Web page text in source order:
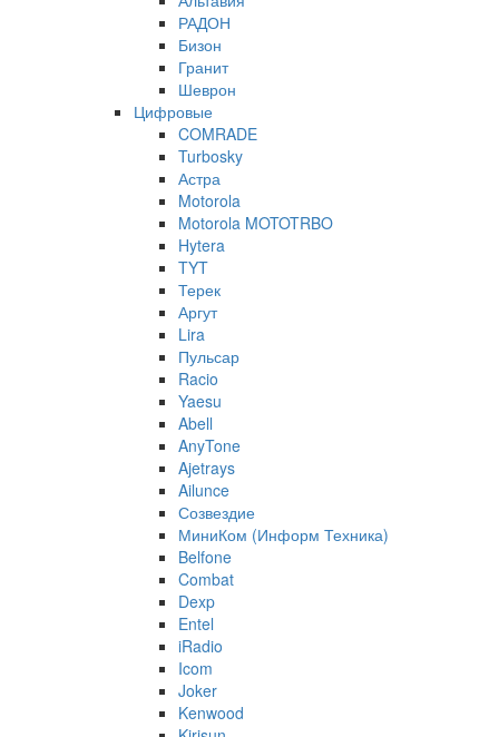
РАДОН
Бизон
Гранит
Шеврон
Цифровые
COMRADE
Turbosky
Астра
Motorola
Motorola MOTOTRBO
Hytera
TYT
Терек
Аргут
Lira
Пульсар
Racio
Yaesu
Abell
AnyTone
Ajetrays
Ailunce
Созвездие
МиниКом (Информ Техника)
Belfone
Combat
Dexp
Entel
iRadio
Icom
Joker
Kenwood